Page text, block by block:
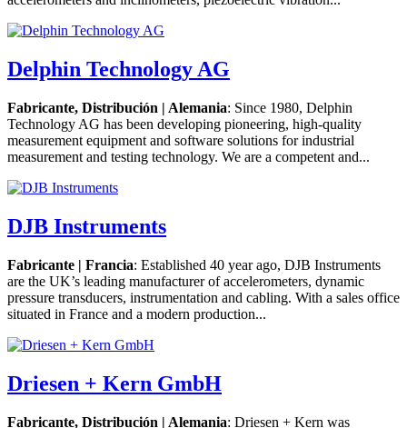
Delphin Technology AG
Fabricante, Distribución | Alemania: Since 1980, Delphin
Technology AG has been developing pioneering, high-quality
measurement equipment and software solutions for industrial
measurement and testing technology. We are a competent and...
DJB Instruments
Fabricante | Francia: Established 40 year ago, DJB Instruments
are the UK’s leading manufacturer of accelerometers, dynamic
pressure transducers, instrumentation and cabling. With a sales office
situated in France and a modern production...
Driesen + Kern GmbH
Fabricante, Distribución | Alemania: Driesen + Kern was